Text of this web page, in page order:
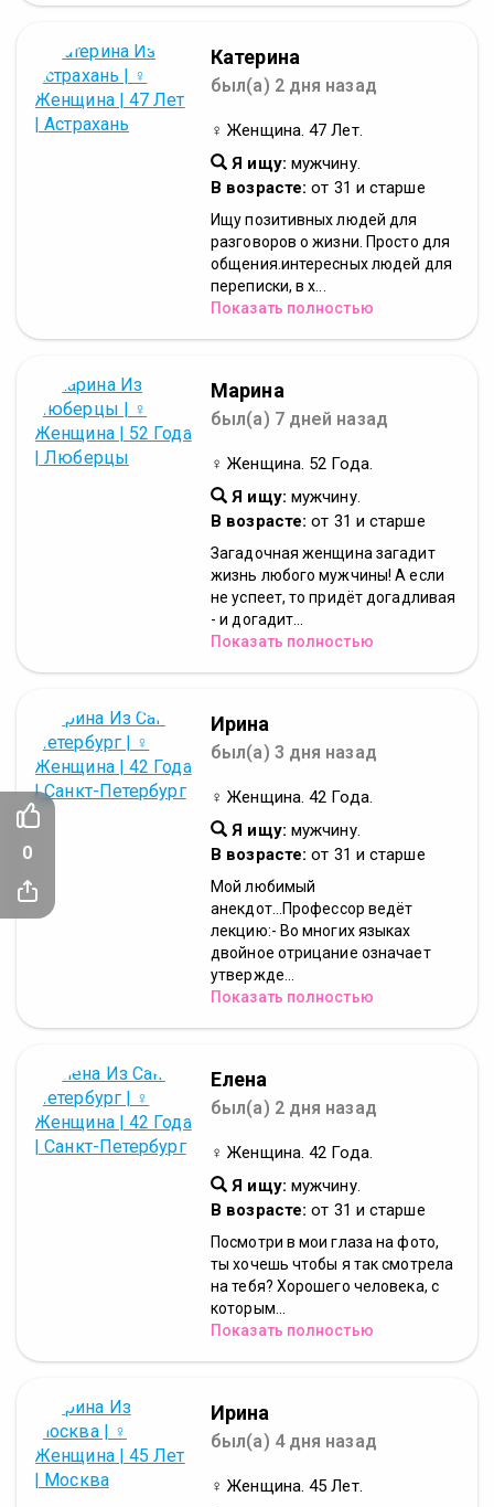
Катерина
был(а) 2 дня назад
♀ Женщина. 47 Лет.
Я ищу: мужчину.
В возрасте: от 31 и старше
Ищу позитивных людей для
разговоров о жизни. Просто для
общения.интересных людей для
переписки, в х...
Показать полностью
Марина
был(а) 7 дней назад
♀ Женщина. 52 Года.
Я ищу: мужчину.
В возрасте: от 31 и старше
Загадочная женщина загадит
жизнь любого мужчины! А если
не успеет, то придёт догадливая
- и догадит...
Показать полностью
Ирина
был(а) 3 дня назад
♀ Женщина. 42 Года.
Я ищу: мужчину.
В возрасте: от 31 и старше
Мой любимый
анекдот...Профессор ведёт
лекцию:- Во многих языках
двойное отрицание означает
утвержде...
Показать полностью
Елена
был(а) 2 дня назад
♀ Женщина. 42 Года.
Я ищу: мужчину.
В возрасте: от 31 и старше
Посмотри в мои глаза на фото,
ты хочешь чтобы я так смотрела
на тебя? Хорошего человека, с
которым...
Показать полностью
Ирина
был(а) 4 дня назад
♀ Женщина. 45 Лет.
0